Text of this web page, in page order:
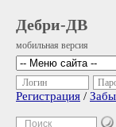
Дебри-ДВ
мобильная версия
Логин
Регистрация /